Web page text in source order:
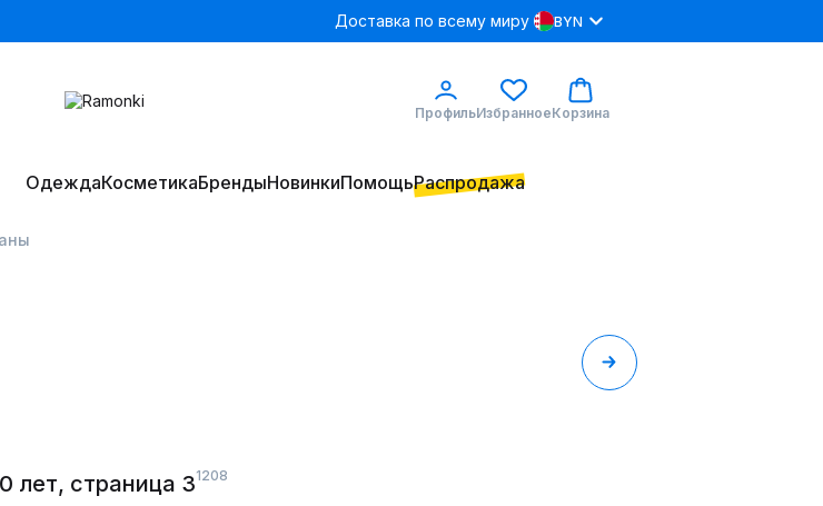
Доставка по всему миру BYN
ПрофильИзбранноеКорзина
ОдеждаКосметикаБрендыНовинкиПомощьРаспродажа
лет, страница 31208